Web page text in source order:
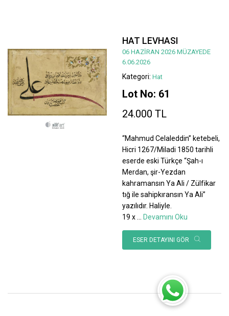
HAT LEVHASI
06 HAZİRAN 2026 MÜZAYEDE
6.06.2026
Kategori: Hat
Lot No: 61
24.000 TL
“Mahmud Celaleddin” ketebeli,
Hicri 1267/Miladi 1850 tarihli
eserde eski Türkçe “Şah-ı
Merdan, şir-Yezdan
kahramansın Ya Ali / Zülfikar
tığ ile sahipkıransın Ya Ali”
yazılıdır. Haliyle.
19 x
Devamını Oku
ESER DETAYINI GÖR